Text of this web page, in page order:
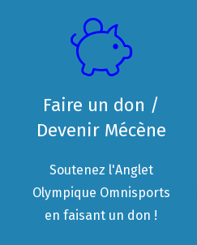
Faire un don /
Devenir Mécène
Soutenez l'Anglet
Olympique Omnisports
en faisant un don !